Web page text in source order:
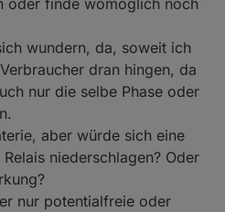
meiner Meinung durch
Habe ihn jetzt erfolgreich paar
Lampen getestet, aber wie
defekt als normalerweise.
oder finde womöglich noch
wundern, da, soweit ich
dran hingen, da
nur die selbe Phase oder
aber würde sich eine
niederschlagen? Oder
nur potentialfreie oder